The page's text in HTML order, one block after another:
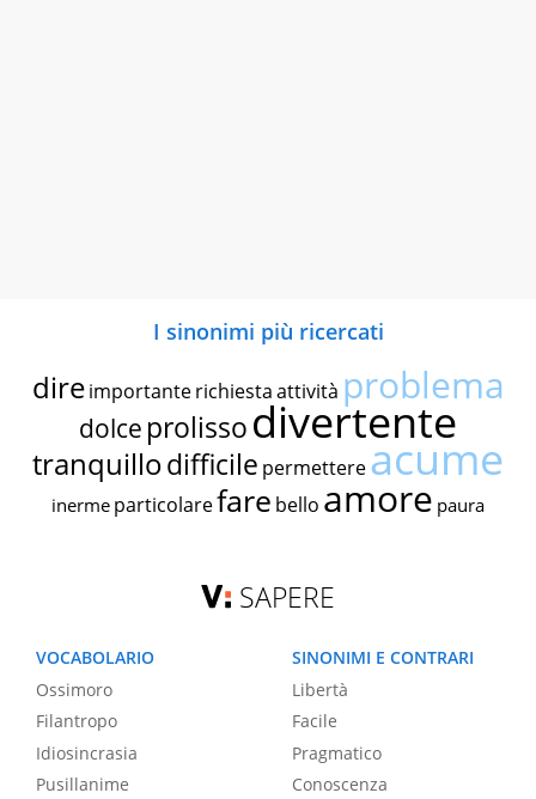
I sinonimi più ricercati
dire importante richiestaattività problema
dolce prolissodivertente
tranquillodifficile permettereacume
inerme particolarefare bello amore paura
SAPERE
VOCABOLARIO
Ossimoro
Filantropo
Idiosincrasia
Pusillanime
SINONIMI E CONTRARI
Libertà
Facile
Pragmatico
Conoscenza